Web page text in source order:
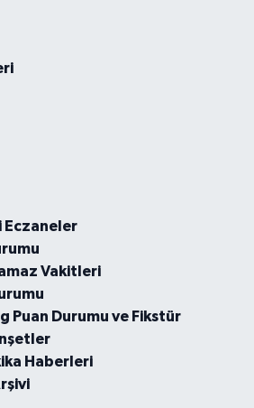
Eczaneler
Vakitleri
Puan Durumu ve Fikstür
Haberleri